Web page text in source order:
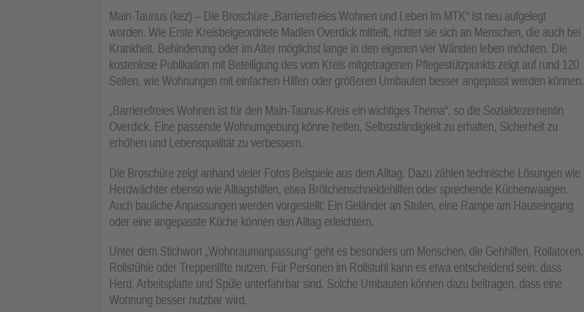
Main-Taunus (kez) – Die Broschüre „Barrierefreies Wohnen und Leben im MTK“ ist neu aufgelegt
worden. Wie Erste Kreisbeigeordnete Madlen Overdick mitteilt, richtet sie sich an Menschen, die auch bei
Krankheit, Behinderung oder im Alter möglichst lange in den eigenen vier Wänden leben möchten. Die
kostenlose Publikation mit Beteiligung des vom Kreis mitgetragenen Pflegestützpunkts zeigt auf rund 120
Seiten, wie Wohnungen mit einfachen Hilfen oder größeren Umbauten besser angepasst werden können.
„Barrierefreies Wohnen ist für den Main-Taunus-Kreis ein wichtiges Thema“, so die Sozialdezernentin
Overdick. Eine passende Wohnumgebung könne helfen, Selbstständigkeit zu erhalten, Sicherheit zu
erhöhen und Lebensqualität zu verbessern.
Die Broschüre zeigt anhand vieler Fotos Beispiele aus dem Alltag. Dazu zählen technische Lösungen wie
Herdwächter ebenso wie Alltagshilfen, etwa Brötchenschneidehilfen oder sprechende Küchenwaagen.
Auch bauliche Anpassungen werden vorgestellt: Ein Geländer an Stufen, eine Rampe am Hauseingang
oder eine angepasste Küche können den Alltag erleichtern.
Unter dem Stichwort „Wohnraumanpassung“ geht es besonders um Menschen, die Gehhilfen, Rollatoren,
Rollstühle oder Treppenlifte nutzen. Für Personen im Rollstuhl kann es etwa entscheidend sein, dass
Herd, Arbeitsplatte und Spüle unterfahrbar sind. Solche Umbauten können dazu beitragen, dass eine
Wohnung besser nutzbar wird.